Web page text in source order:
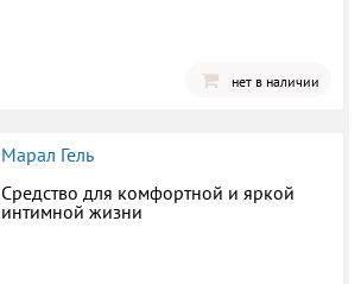
нет в наличии
Марал Гель
Средство для комфортной и яркой
интимной жизни